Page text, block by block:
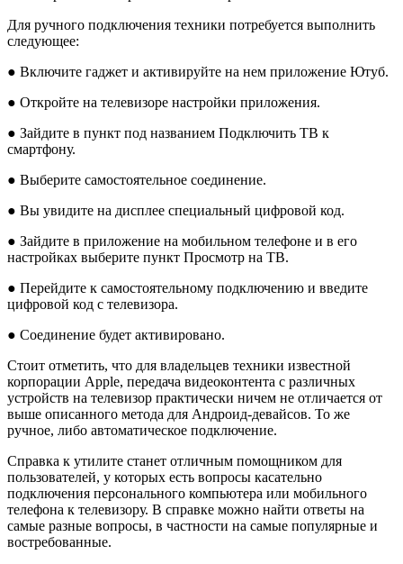
Для ручного подключения техники потребуется выполнить
следующее:
● Включите гаджет и активируйте на нем приложение Ютуб.
● Откройте на телевизоре настройки приложения.
● Зайдите в пункт под названием Подключить ТВ к
смартфону.
● Выберите самостоятельное соединение.
● Вы увидите на дисплее специальный цифровой код.
● Зайдите в приложение на мобильном телефоне и в его
настройках выберите пункт Просмотр на ТВ.
● Перейдите к самостоятельному подключению и введите
цифровой код с телевизора.
● Соединение будет активировано.
Стоит отметить, что для владельцев техники известной
корпорации Apple, передача видеоконтента с различных
устройств на телевизор практически ничем не отличается от
выше описанного метода для Андроид-девайсов. То же
ручное, либо автоматическое подключение.
Справка к утилите станет отличным помощником для
пользователей, у которых есть вопросы касательно
подключения персонального компьютера или мобильного
телефона к телевизору. В справке можно найти ответы на
самые разные вопросы, в частности на самые популярные и
востребованные.